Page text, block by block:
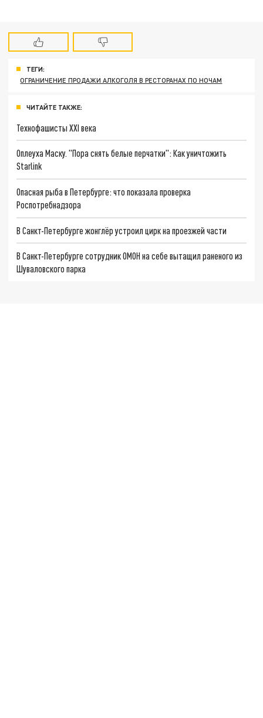
ТЕГИ:
ОГРАНИЧЕНИЕ ПРОДАЖИ АЛКОГОЛЯ В РЕСТОРАНАХ ПО НОЧАМ
ЧИТАЙТЕ ТАКЖЕ:
Технофашисты XXI века
Оплеуха Маску. "Пора снять белые перчатки": Как уничтожить
Starlink
Опасная рыба в Петербурге: что показала проверка
Роспотребнадзора
В Санкт-Петербурге жонглёр устроил цирк на проезжей части
В Санкт-Петербурге сотрудник ОМОН на себе вытащил раненого из
Шуваловского парка